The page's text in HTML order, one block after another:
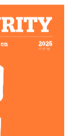
CHF 20.–
2025